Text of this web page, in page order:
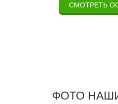
СМОТРЕТЬ
ФОТО